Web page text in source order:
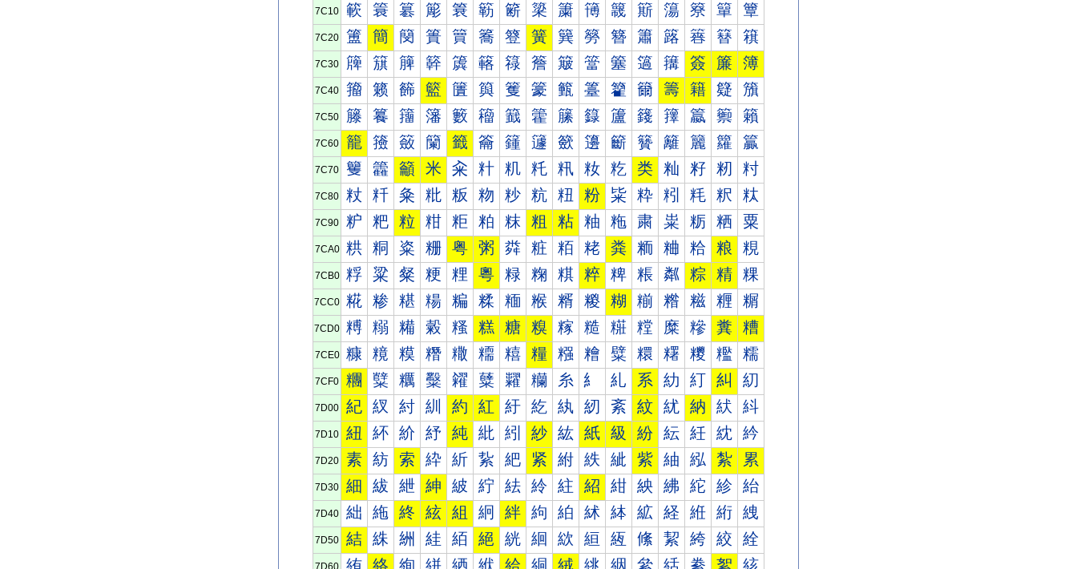
7C10 簐 簑 簒 簓 簔 簕 簖 簗 簘 簙 簚 簛 簜 簝 簞 簟
7C20 簠 簡 簢 簣 簤 簥 簦 簧 簨 簩 簪 簫 簬 簭 簮 簯
7C30 簰 簱 簲 簳 簴 簵 簶 簷 簸 簹 簺 簻 簼 簽 簾 簿
7C40 籀 籁 籂 籃 籄 籅 籆 籇 籈 籉 籊 籋 籌 籍 籎 籏
7C50 籐 籑 籒 籓 籔 籕 籖 籗 籘 籙 籚 籛 籜 籝 籞 籟
7C60 籠 籡 籢 籣 籤 籥 籦 籧 籨 籩 籪 籫 籬 籭 籮 籯
7C70 籰 籱 籲 米 籴 籵 籶 籷 籸 籹 籺 类 籼 籽 籾 籿
7C80 粀 粁 粂 粃 粄 粅 粆 粇 粈 粉 粊 粋 粌 粍 粎 粏
7C90 粐 粑 粒 粓 粔 粕 粖 粗 粘 粙 粚 粛 粜 粝 粞 粟
7CA0 粠 粡 粢 粣 粤 粥 粦 粧 粨 粩 粪 粫 粬 粭 粮 粯
7CB0 粰 粱 粲 粳 粴 粵 粶 粷 粸 粹 粺 粻 粼 粽 精 粿
7CC0 糀 糁 糂 糃 糄 糅 糆 糇 糈 糉 糊 糋 糌 糍 糎 糏
7CD0 糐 糑 糒 糓 糔 糕 糖 糗 糘 糙 糚 糛 糜 糝 糞 糟
7CE0 糠 糡 糢 糣 糤 糥 糦 糧 糨 糩 糪 糫 糬 糭 糮 糯
7CF0 糰 糱 糲 糳 糴 糵 糶 糷 糸 糹 糺 系 糼 糽 糾 糿
7D00 紀 紁 紂 紃 約 紅 紆 紇 紈 紉 紊 紋 紌 納 紎 紏
7D10 紐 紑 紒 紓 純 紕 紖 紗 紘 紙 級 紛 紜 紝 紞 紟
7D20 素 紡 索 紣 紤 紥 紦 紧 紨 紩 紪 紫 紬 紭 紮 累
7D30 細 紱 紲 紳 紴 紵 紶 紷 紸 紹 紺 紻 紼 紽 紾 紿
7D40 絀 絁 終 絃 組 絅 絆 絇 絈 絉 絊 絋 経 絍 絎 絏
7D50 結 絑 絒 絓 絔 絕 絖 絗 絘 絙 絚 絛 絜 絝 絞 絟
7D60 絠 絡 絢 絣 絤 絥 給 絧 絨 絩 絪 絫 絬 絭 絮 絯